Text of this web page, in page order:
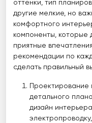
оттенки, тип
другие мелкие, но
комфортного
компоненты, которые
приятные
рекомендации по
сделать правильный
детального
дизайн